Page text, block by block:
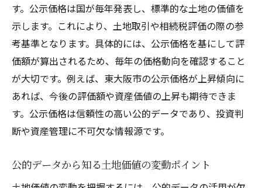
す。公示価格は国が毎年発表し、標準的な土地の価値を
示します。これにより、土地取引や相続税評価の際の参
考基準となります。具体的には、公示価格を基にして評
価額が算出されるため、毎年の価格動向を確認すること
が大切です。例えば、東大阪市の公示価格が上昇傾向に
あれば、今後の評価額や資産価値の上昇も期待できま
す。公示価格は信頼性の高い公的データであり、投資判
断や資産管理に不可欠な情報源です。
公的データから知る土地価値の変動ポイント